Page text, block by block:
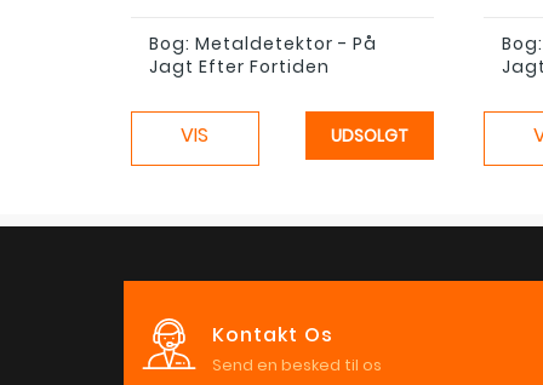
Bog: Metaldetektor - På
Jagt Efter Fortiden
VIS UDSOLGT
Kontakt Os
Send en besked til os